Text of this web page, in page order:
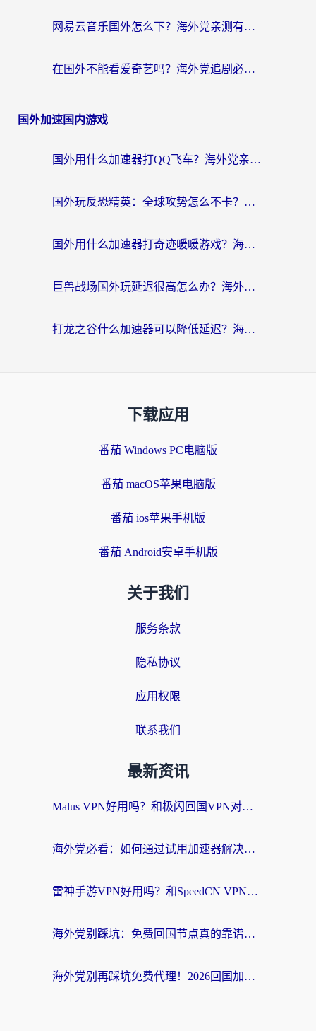
网易云音乐国外怎么下？海外党亲测有效的回国加速器指南
在国外不能看爱奇艺吗？海外党追剧必看的回国加速器选择指南
国外加速国内游戏
国外用什么加速器打QQ飞车？海外党亲测有效的国服游戏加速指南
国外玩反恐精英：全球攻势怎么不卡？老玩家亲测的加速器选择指南
国外用什么加速器打奇迹暖暖游戏？海外党国服手游畅玩全攻略（附3款热门游戏实测）
巨兽战场国外玩延迟很高怎么办？海外党亲测的国服游戏加速解决方案
打龙之谷什么加速器可以降低延迟？海外玩家亲测有效的国服加速指南
下载应用
番茄 Windows PC电脑版
番茄 macOS苹果电脑版
番茄 ios苹果手机版
番茄 Android安卓手机版
关于我们
服务条款
隐私协议
应用权限
联系我们
最新资讯
Malus VPN好用吗？和极闪回国VPN对比哪个回国效果更好？海外党亲测3款加速器+避坑指南
海外党必看：如何通过试用加速器解决国内APP地区限制？附2026最新对比测评
雷神手游VPN好用吗？和SpeedCN VPN对比哪个回国效果更好？海外党亲测3款加速器+避坑指南
海外党别踩坑：免费回国节点真的靠谱吗？教你选对加速器无缝访问国内资源
海外党别再踩坑免费代理！2026回国加速器全攻略：从选线到避坑，无缝访问国内资源